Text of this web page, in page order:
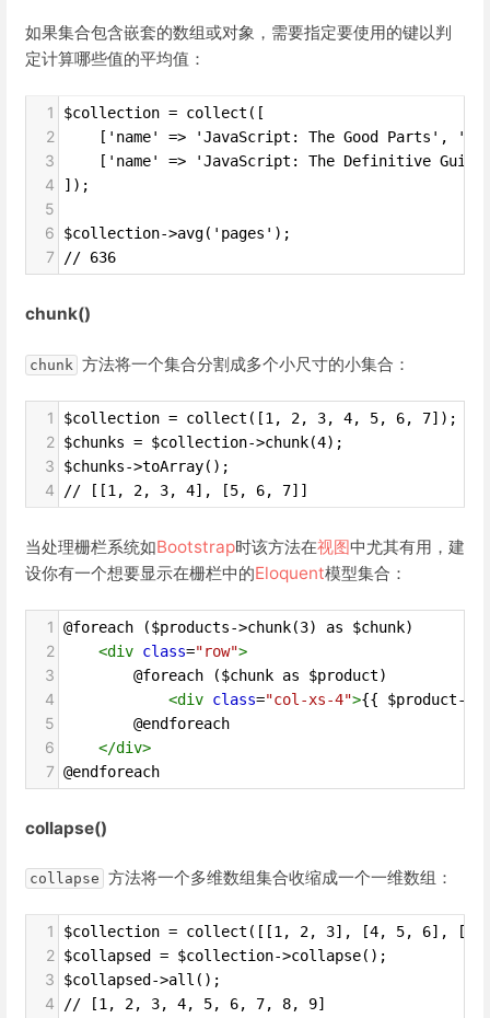
如果集合包含嵌套的数组或对象，需要指定要使用的键以判
定计算哪些值的平均值：
1 $collection = collect([
2
['name' => 'JavaScript: The Good Parts',
3
['name' => 'JavaScript: The Definitive
4 ]);
5
6
$collection->avg('pages');
7 // 636
chunk()
chunk 方法将一个集合分割成多个小尺寸的小集合：
1 $collection = collect([1, 2, 3, 4, 5, 6, 7]);
2 $chunks = $collection->chunk(4);
3 $chunks->toArray();
4 // [[1, 2, 3, 4], [5, 6, 7]]
当处理栅栏系统如Bootstrap时该方法在视图中尤其有用，建
设你有一个想要显示在栅栏中的Eloquent模型集合：
1 @foreach ($products->chunk(3) as $chunk)
2 <div class="row">
3
        @foreach ($chunk as $product)
4 <div class="col-xs-4">{{ $product-
5
        @endforeach
6 </div>
7 @endforeach
collapse()
collapse 方法将一个多维数组集合收缩成一个一维数组：
1 $collection = collect([[1, 2, 3], [4, 5, 6],
2 $collapsed = $collection->collapse();
3 $collapsed->all();
4 // [1, 2, 3, 4, 5, 6, 7, 8, 9]